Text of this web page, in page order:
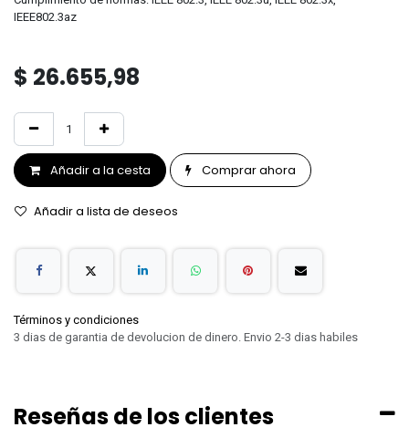
IEEE802.3az
$ 26.655,98
Añadir a la cesta Comprar ahora
Añadir a lista de deseos
Términos y condiciones
3 dias de garantia de devolucion de dinero. Envio 2-3 dias habiles
Reseñas de los clientes